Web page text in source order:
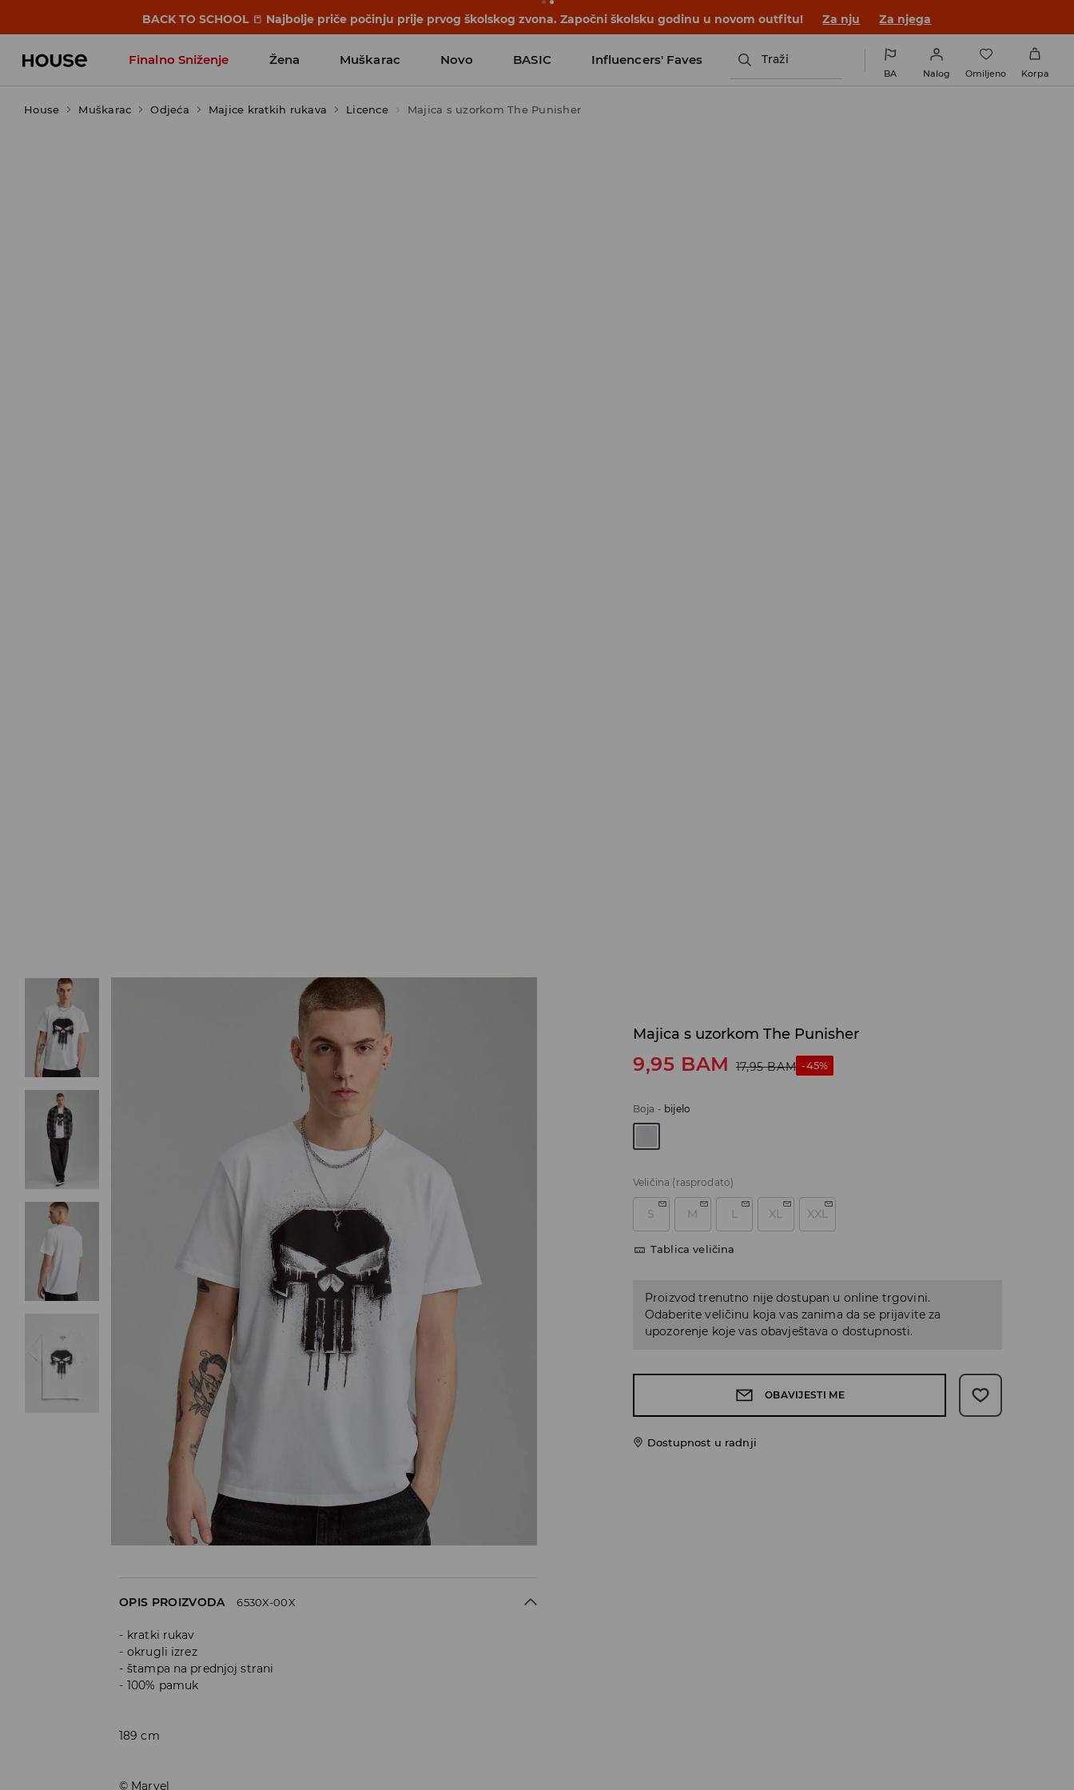
BACK TO SCHOOL 📒 Najbolje priče počinju prije prvog školskog zvona. Započni školsku godinu u novom outfitu! Za nju Za njega
Finalno Sniženje Žena Muškarac Novo BASIC Influencers' Faves Traži
BA Nalog Omiljeno Korpa
House Muškarac Odjeća Majice kratkih rukava Licence Majica s uzorkom The Punisher
Majica s uzorkom The Punisher
9,95 BAM 17,95 BAM -45%
Boja - bijelo
Veličina (rasprodato)
S M L XL XXL
Tablica veličina
Proizvod trenutno nije dostupan u online trgovini.
Odaberite veličinu koja vas zanima da se prijavite za
upozorenje koje vas obavještava o dostupnosti.
OBAVIJESTI ME
Dostupnost u radnji
OPIS PROIZVODA 6530X-00X
kratki rukav
okrugli izrez
štampa na prednjoj strani
100% pamuk
189 cm
© Marvel